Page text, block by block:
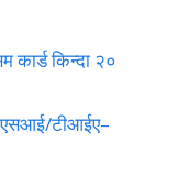
कार्ड किन्दा २०
टीआईए–